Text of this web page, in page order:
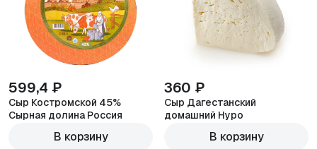
599,4 ₽
Сыр Костромской 45%
Сырная долина Россия
В корзину
360 ₽
Сыр Дагестанский
домашний Нуро
В корзину